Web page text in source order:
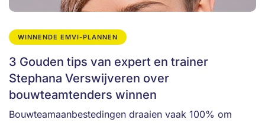
WINNENDE EMVI-PLANNEN
3 Gouden tips van expert en trainer
Stephana Verswijveren over
bouwteamtenders winnen
Bouwteamaanbestedingen draaien vaak 100% om